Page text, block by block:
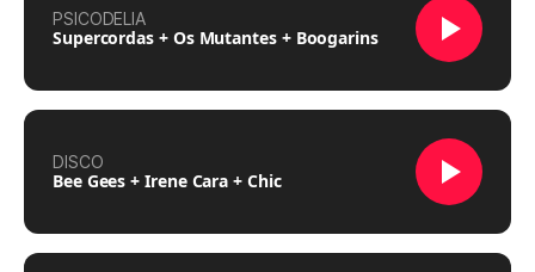
PSICODELIA
Supercordas + Os Mutantes + Boogarins
DISCO
Bee Gees + Irene Cara + Chic